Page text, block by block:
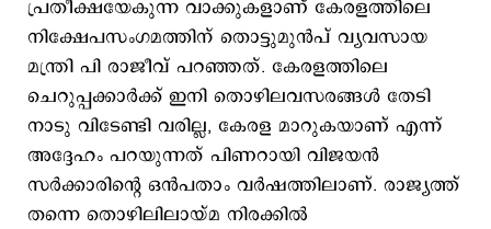
പ്രതീക്ഷയേകുന്ന വാക്കുകളാണ് കേരളത്തിലെ
നിക്ഷേപസംഗമത്തിന് തൊട്ടുമുന്‍പ് വ്യവസായ
മന്ത്രി പി രാജീവ് പറഞ്ഞത്. കേരളത്തിലെ
ചെറുപ്പക്കാര്‍ക്ക് ഇനി തൊഴിലവസരങ്ങള്‍ തേടി
നാടു വിടേണ്ടി വരില്ല, കേരള മാറുകയാണ് എന്ന്
അദ്ദേഹം പറയുന്നത് പിണറായി വിജയന്‍
സര്‍ക്കാരിന്‍റെ ഒന്‍പതാം വര്‍ഷത്തിലാണ്. രാജ്യത്ത്
തന്നെ തൊഴിലിലായ്മ നിരക്കില്‍